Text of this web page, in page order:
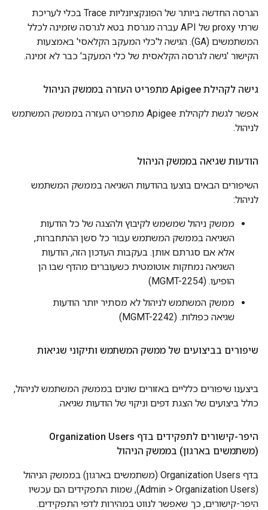
הגרסה החדשה ביותר של הפונקציונליות Trace בכלי לעריכת
שרתי proxy של API עברה מגרסת בטא לגרסה שזמינה לכלל
המשתמשים (GA). הגישה ל'כלי המעקב הקלאסי' באמצעות
הקישור 'גישה לגרסה הקלאסית של כלי המעקב' כבר לא זמינה.
גישה לקהילת Apigee מתפריט העזרה בממשק הניהול
אפשר לגשת לקהילת Apigee מתפריט העזרה בממשק המשתמש
לניהול.
הודעות שגיאה בממשק הניהול
השיפורים הבאים בוצעו בהודעות השגיאה בממשק המשתמש
לניהול:
ממשק ניהול שמשמש לקיבוץ ולהצגה של כל הודעות
השגיאה בממשק המשתמש עבור כל סשן ההתחברות,
אלא אם סגרתם אותן. בעקבות העדכון הזה, הודעות
השגיאה נמחקות אוטומטית כשעוברים מהדף שבו הן
הופיעו. (MGMT-2254)
ממשק המשתמש לניהול לא מסתיר יותר הודעות
שגיאה כפולות. (MGMT-2242)
שיפורים בביצועים של ממשק המשתמש ותיקוני שגיאות
ביצענו שיפורים כלליים באזורים שונים בממשק המשתמש לניהול,
כולל ביצועים של הצגת דפים וניקוי של הודעות שגיאה.
היפר-קישורים לתפקידים בדף Organization Users
(משתמשים בארגון) בממשק הניהול
בדף Organization Users (משתמשים בארגון) בממשק הניהול
(Admin > Organization Users), שמות התפקידים הם עכשיו
היפר-קישורים, כך שאפשר לנווט במהירות לדפי התפקידים.